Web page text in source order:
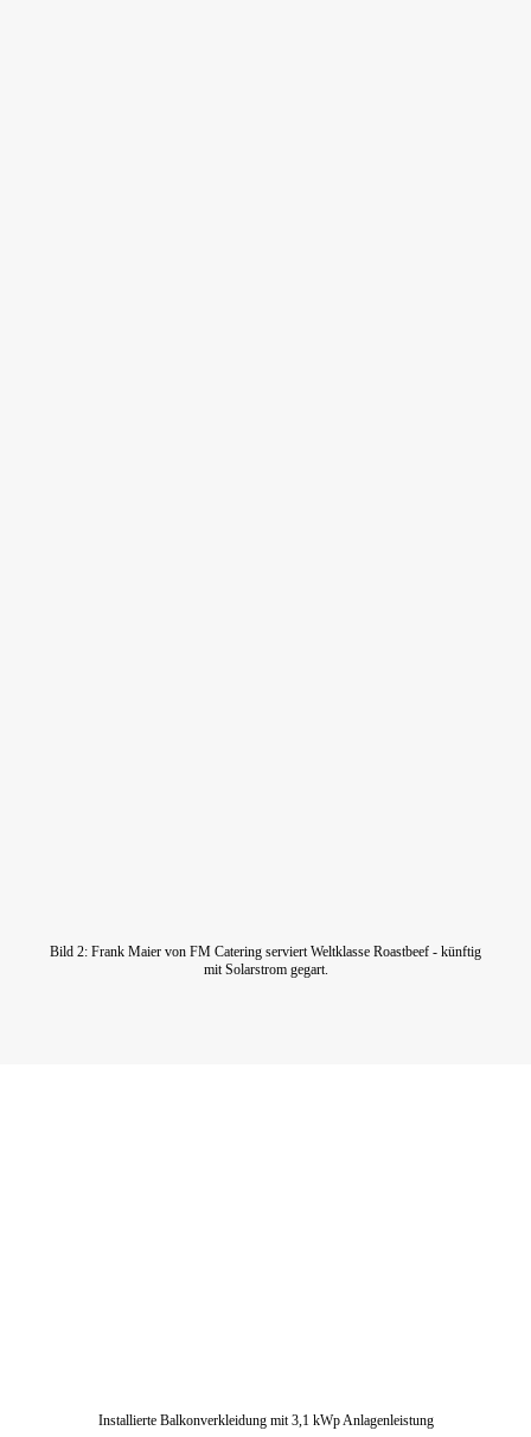
Bild 2: Frank Maier von FM Catering serviert Weltklasse Roastbeef - künftig
mit Solarstrom gegart.
Installierte Balkonverkleidung mit 3,1 kWp Anlagenleistung